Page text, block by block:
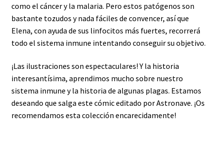
como el cáncer y la malaria. Pero estos patógenos son
bastante tozudos y nada fáciles de convencer, así que
Elena, con ayuda de sus linfocitos más fuertes, recorrerá
todo el sistema inmune intentando conseguir su objetivo.
¡Las ilustraciones son espectaculares! Y la historia
interesantísima, aprendimos mucho sobre nuestro
sistema inmune y la historia de algunas plagas. Estamos
deseando que salga este cómic editado por Astronave. ¡Os
recomendamos esta colección encarecidamente!